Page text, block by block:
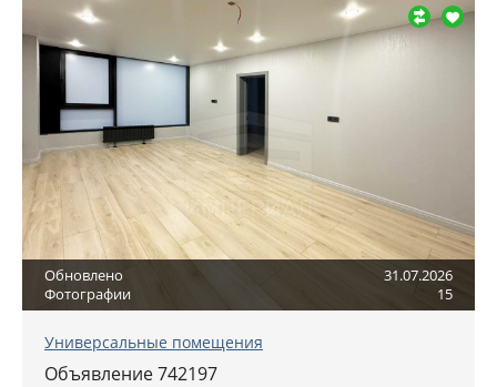
Обновлено
31.07.2026
Фотографии
15
Универсальные помещения
Объявление 742197